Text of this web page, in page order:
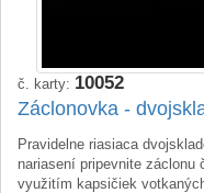
č. karty: 10052
Záclonovka -
Pravidelne riasiaca
nariasení pripevnite
využitím kapsičiek